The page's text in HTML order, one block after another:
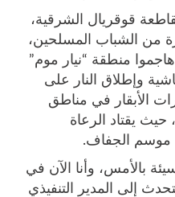
قوقريال الشرقية،
من الشباب المسلحين،
منطقة “نيار موم”
وإطلاق النار على
الأبقار في مناطق
حيث يقتاد الرعاة
موسم الجفاف.
بالأمس، وأنا الآن في
إلى المدير التنفيذي